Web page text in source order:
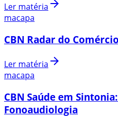
Ler matéria
macapa
CBN Radar do
Ler matéria
macapa
CBN Saúde em
Fonoaudiologia